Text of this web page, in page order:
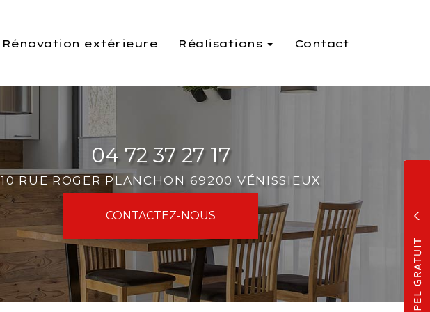
Rénovation extérieure Réalisations Contact
04 72 37 27 17
10 RUE ROGER PLANCHON 69200 VÉNISSIEUX
CONTACTEZ-NOUS